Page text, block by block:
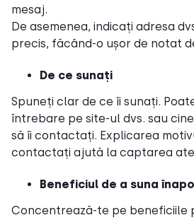
mesaj.
De asemenea, indicați adresa
precis, făcând-o ușor de notat
De ce sunați
Spuneți clar de ce îi sunați.
întrebare pe site-ul dvs. sau
să îi contactați. Explicarea
contactați ajută la captarea
Beneficiul de a suna
Concentrează-te pe beneficiile